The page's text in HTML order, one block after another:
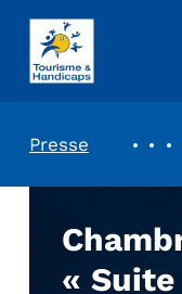
ASSOCIATION TOURISME ET HANDICAPS
Presse
« Suite